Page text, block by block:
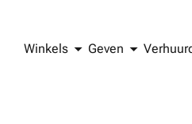
Winkels
Geven